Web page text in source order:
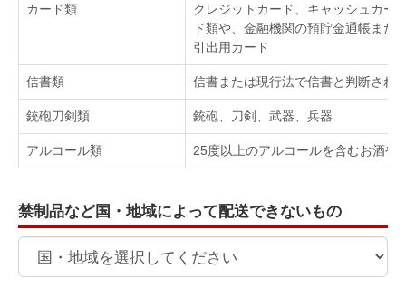
カード類
クレジットカード、キャッシュカー
ド類や、金融機関の預貯金通帳また
引出用カード
信書類 信書または現行法で信書と判断され
銃砲刀剣類 銃砲、刀剣、武器、兵器
アルコール類 25度以上のアルコールを含むお酒や
禁制品など国・地域によって配送できないもの